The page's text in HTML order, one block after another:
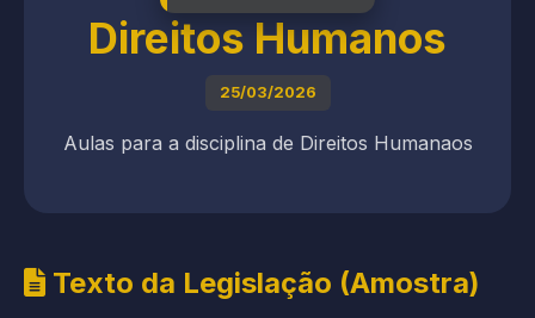
Direitos Humanos
25/03/2026
Aulas para a disciplina de Direitos Humanaos
Texto da Legislação (Amostra)